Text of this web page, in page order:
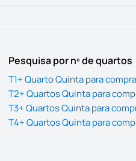
Pesquisa por nº de quartos
T1+ Quarto Quinta para
T2+ Quartos Quinta para
T3+ Quartos Quinta para
T4+ Quartos Quinta para